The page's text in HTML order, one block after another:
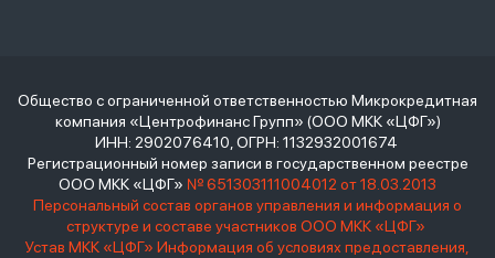
Общество с ограниченной ответственностью Микрокредитная
компания «Центрофинанс Групп» (ООО МКК «ЦФГ»)
ИНН: 2902076410, ОГРН: 1132932001674
Регистрационный номер записи в государственном реестре
ООО МКК «ЦФГ» № 651303111004012 от 18.03.2013
Персональный состав органов управления и информация о
структуре и составе участников ООО МКК «ЦФГ»
Устав МКК «ЦФГ» Информация об условиях предоставления,